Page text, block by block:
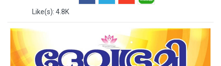
Like(s): 4.8K